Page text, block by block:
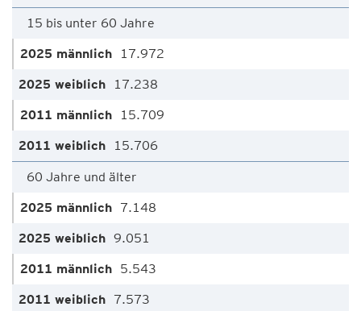
15 bis unter 60 Jahre
17.972
17.238
15.709
15.706
60 Jahre und älter
7.148
9.051
5.543
7.573